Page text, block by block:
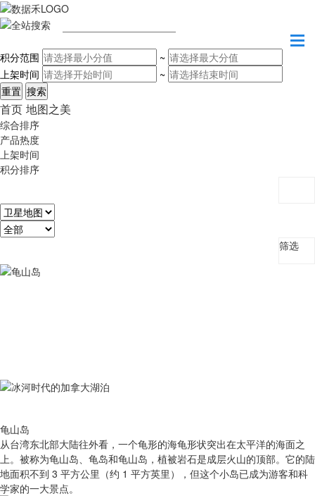
积分范围
~
上架时间
~
首页 地图之美
综合排序
产品热度
上架时间
积分排序
筛选
龟山岛
从台湾东北部大陆往外看，一个龟形的海龟形状突出在太平洋的海面之
上。被称为龟山岛、龟岛和龟山岛，植被岩石是成层火山的顶部。它的陆
地面积不到 3 平方公里（约 1 平方英里），但这个小岛已成为游客和科
学家的一大景点。